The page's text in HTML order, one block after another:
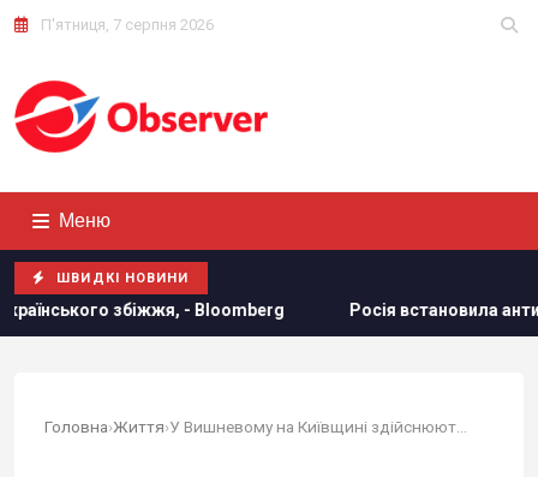
П'ятниця, 7 серпня 2026
Меню
ШВИДКІ НОВИНИ
Росія встановила антидронові сітки на своїх
Головна›Життя›